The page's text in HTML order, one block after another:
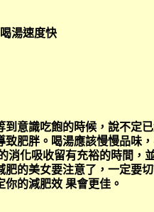
湯速度快
意識吃飽的時候，說不定已
致肥胖。喝湯應該慢慢品味
消化吸收留有充裕的時間，
肥的美女要注意了，一定要
的減肥效 果會更佳。